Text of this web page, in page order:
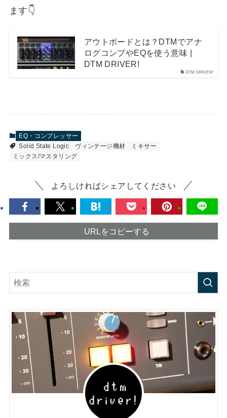
ます👇
DTM DRIVER!
アウトボードとは？DTMでアナ
ログコンプやEQを使う意味 |
DTM DRIVER!
EQ・コンプレッサー
Solid State Logic
ヴィンテージ機材
ミキサー
ミックス/マスタリング
よろしければシェアしてください
URLをコピーする